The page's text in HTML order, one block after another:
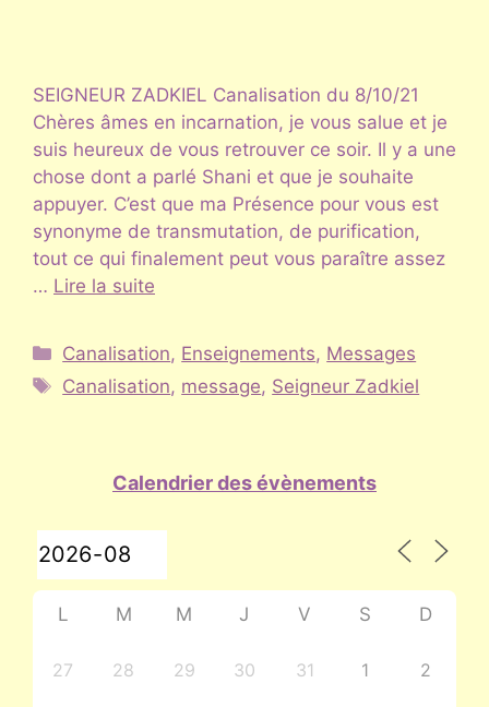
SEIGNEUR ZADKIEL Canalisation du 8/10/21
Chères âmes en incarnation, je vous salue et je
suis heureux de vous retrouver ce soir. Il y a une
chose dont a parlé Shani et que je souhaite
appuyer. C’est que ma Présence pour vous est
synonyme de transmutation, de purification,
tout ce qui finalement peut vous paraître assez
… Lire la suite
Catégories
Canalisation, Enseignements, Messages
Étiquettes
Canalisation, message, Seigneur Zadkiel
Calendrier des évènements
L M M J V S D
27 28 29 30 31 1 2